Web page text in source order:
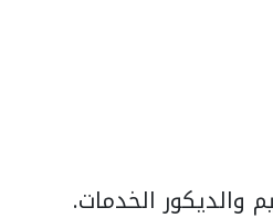
والديكور الخدمات.